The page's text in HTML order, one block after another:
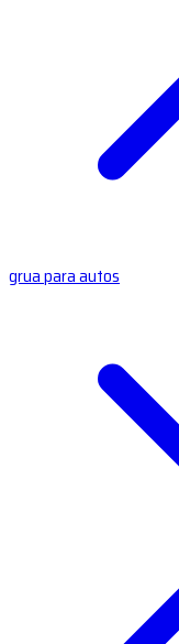
grua para autos